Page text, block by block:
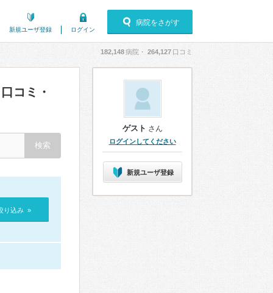
新規ユーザ登録 ログイン
病院をさがす
182,148病院・ 264,127 口コミ
コミ・
り込み »
ゲスト さん
ログインしてください
新規ユーザ登録